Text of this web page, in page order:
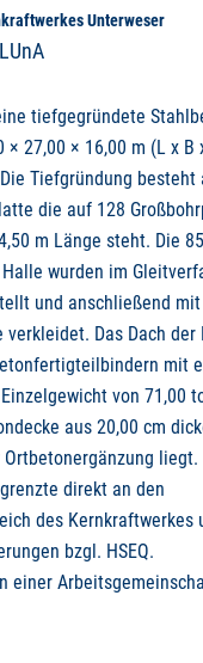
Unterweser
tiefgegründete
× 27,00 × 16,00 m (L x B
Tiefgründung besteht
die auf 128
m Länge steht. Die
wurden im
und anschließend
verkleidet. Das Dach
mit
von 71,00
aus 20,00 cm
liegt.
direkt an den
des Kernkraftwerkes
bzgl. HSEQ.
einer